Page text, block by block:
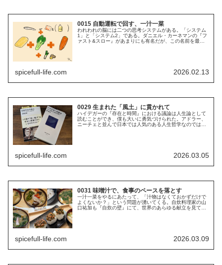
0015 自動運転で回す、一汁一菜
われわれの脳には二つの思考システムがある。「システム
1」と「システム2」である。ダニエル・カーネマンの『フ
ァスト&スロー』があまりにも有名だが、この名前を最初
spicefull-life.com 2026.02.13
0029 生まれた「風土」に貫かれて
ハイデガーの『存在と時間』における議論は人生論として
読むことができ、僕も大いに勇気づけられた。アドラー、
ニーチェと並んで日本では人気のある人生哲学なのではな
spicefull-life.com 2026.03.05
0031 味噌汁で、食事のペースを落とす
一汁一菜をやるにあたって、「汁物はなくておかずだけで
よくないか？」という問題が湧いてくる。自炊料理家の山
口祐加も『自炊の壁』にて、世界のあらゆる献立を見て回
spicefull-life.com 2026.03.09